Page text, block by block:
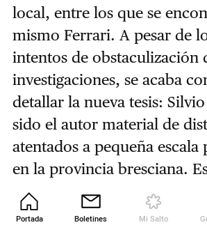
Portada Boletines Mi Salto
local, entre los que se
mismo Ferrari. A pesar de
intentos de obstaculización
investigaciones, se acaba
detallar la nueva tesis:
sido el autor material de
atentados a pequeña escala
en la provincia bresciana.
precisamente lo que
día de su muerte,